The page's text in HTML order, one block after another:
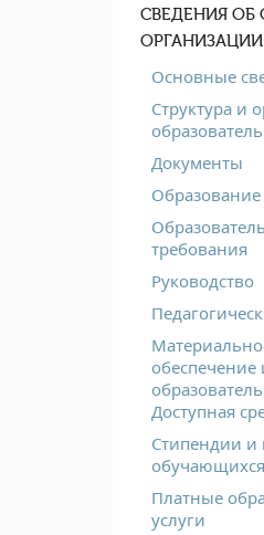
СВЕДЕНИЯ ОБ
ОРГАНИЗАЦИИ
Основные
Структура и
Документы
Образование
требования
Руководство
Доступная
Стипендии
обучающихся
Платные
услуги